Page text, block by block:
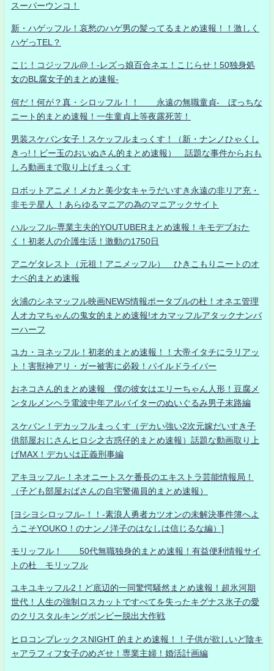
スーパーウンコ！
新・ハゲッフル！哀愁のハゲ男の髪ってるまとめ速報！！激しく
ハゲっTEL？
こじ！コジッフル@！-レズっ娘百合ネエ！こじらせ！50独身処
女のBL腐女子的まとめ速報-
何だ！何が？真・シロッフル！！ 永遠の無職童貞- ぼっちな
ニート的まとめ速報！一生童貞上等夜露死苦！
男装スケバン女子！スケッフルまっくす！（新・ナンノひゃくし
きっ!！ビー玉のおいぬさん的まとめ速報） 話題な事件からおも
しろ動画まで取り上げまっくす
ロボットアニメ！メカと美少女キャラだいすき永遠の非リア充・
非モテ星人 ！あらゆるマニアの為のマニアックサイト
ハルッフル-専業主夫的YOUTUBERまとめ速報！キモデブおた
く！初老人の介護生活！激動の1750日
アニゲタレスト（元祖！アニメッフル） ひきこもりニートのオ
ナベ的まとめ速報
火浦のシネマッフル映画NEWS情報ポータブルの杜！オネエ管理
人オカマちゃんの鬼女的まとめ速報!オカマッフルアタックナンバ
ーハーフ
ユカ・ヨネッフル！初老的まとめ速報！！大帝イタチにラリアッ
ト！害獣神アリ・ガー被害に必殺！パイルドライバー
おネコさん的まとめ速報 僕の彼女はエリーちゃん人形！豆腐メ
ンタルメンヘラ電波中年アルバイターのぬいぐるみ男子末路編
スケバン！デカッフルまっくす（デカい強い2次元嫁だいすき子
供部屋おじさんヒロシ之古惑仔的まとめ速報）話題な動画取り上
げMAX！デカいは正義刑事編
アキヨッフル-！ネオニートスケ番長のエキストラ芸能情報局！
（子ども部屋おばさんの自宅警備員的まとめ速報）
[ヨシヨシロッフル-！！-素浪人勇者カツオンの未解決事件簿へよ
うこそYOUKO！のナンノ洋子のはなしは信じるな編）]
モリッフル！ 50代無職独身的まとめ速報！有益便利情報サイ
トの杜 モリッフル
ユキユキッフル2！ど底辺的一同驚愕騒然まとめ速報！超氷河期
世代！人生の強制ロスカットですべてを失ったキグナス氷子の愛
のクリスタルキングボンビー脱出大作戦
ヒロコンプレックスNIGHT 的まとめ速報！！子供が欲しいど陰キ
ャアラフィフ女子のめざせ！専業主婦！婚活計画編